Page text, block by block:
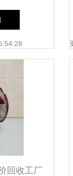
的家居日
回收工厂